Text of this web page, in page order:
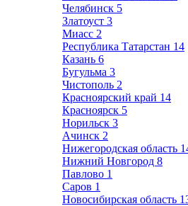
Челябинск 5
Златоуст 3
Миасс 2
Республика Татарстан 14
Казань 6
Бугульма 3
Чистополь 2
Красноярский край 14
Красноярск 5
Норильск 3
Ачинск 2
Нижегородская область
Нижний Новгород 8
Павлово 1
Саров 1
Новосибирская область